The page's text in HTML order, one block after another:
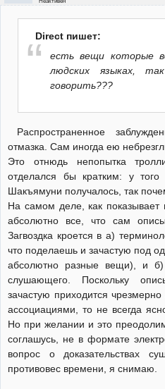
Direct пишет:
есть вещи которые
людских языках,
говорить???
Распространенное
отмазка. Сам иногда ею
Это отнюдь непопытка
отделался бы кратким: у
Шакъямуни получалось, так
На самом деле, как показывает
абсолютно все, что сам
Загвоздка кроется в а)
что поделаешь и зачастую под
абсолютно разные вещи), и б)
слушающего. Поскольку
зачастую приходится
ассоциациями, то не всегда
Но при желании и это
соглашусь, не в формате
вопрос о доказательствах
противовес времени, я снимаю.